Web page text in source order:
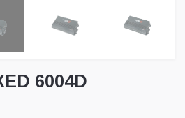
6004D